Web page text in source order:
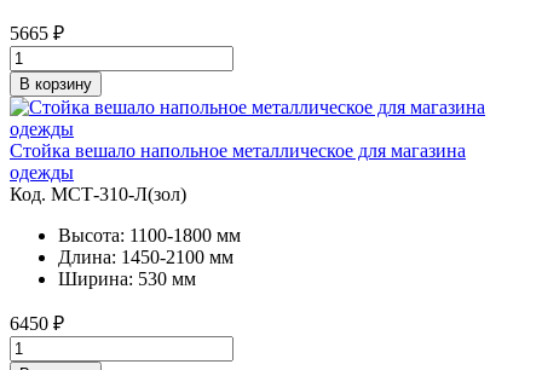
5665 ₽
В корзину
Стойка вешало напольное металлическое для магазина
одежды
Код. MСТ-310-Л(зол)
Высота: 1100-1800 мм
Длина: 1450-2100 мм
Ширина: 530 мм
6450 ₽